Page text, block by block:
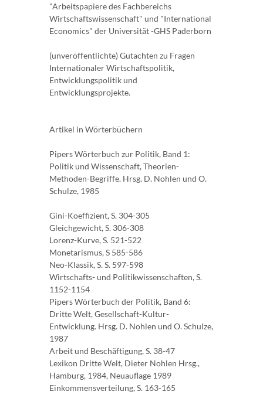
"Arbeitspapiere des Fachbereichs
Wirtschaftswissenschaft" und "International
Economics" der Universität -GHS Paderborn
(unveröffentlichte) Gutachten zu Fragen
Internationaler Wirtschaftspolitik,
Entwicklungspolitik und
Entwicklungsprojekte.
Artikel in Wörterbüchern
Pipers Wörterbuch zur Politik, Band 1:
Politik und Wissenschaft, Theorien-
Methoden-Begriffe. Hrsg. D. Nohlen und O.
Schulze, 1985
Gini-Koeffizient, S. 304-305
Gleichgewicht, S. 306-308
Lorenz-Kurve, S. 521-522
Monetarismus, S 585-586
Neo-Klassik, S. S. 597-598
Wirtschafts- und Politikwissenschaften, S.
1152-1154
Pipers Wörterbuch der Politik, Band 6:
Dritte Welt, Gesellschaft-Kultur-
Entwicklung. Hrsg. D. Nohlen und O. Schulze,
1987
Arbeit und Beschäftigung, S. 38-47
Lexikon Dritte Welt, Dieter Nohlen Hrsg.,
Hamburg, 1984, Neuauflage 1989
Einkommensverteilung, S. 163-165